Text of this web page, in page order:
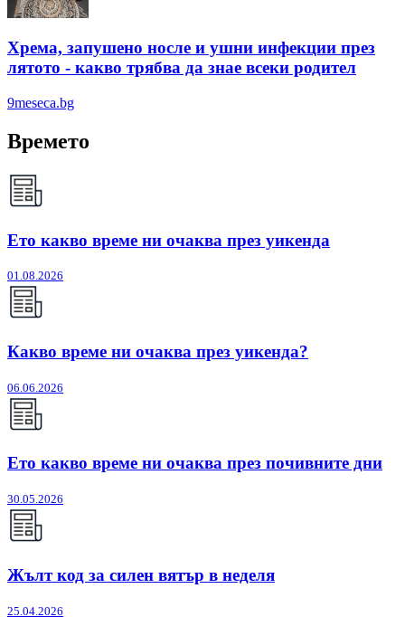
Хрема, запушено носле и ушни инфекции през
лятотo - какво трябва да знае всеки родител
9meseca.bg
Времето
Ето какво време ни очаква през уикенда
01.08.2026
Какво време ни очаква през уикенда?
06.06.2026
Ето какво време ни очаква през почивните дни
30.05.2026
Жълт код за силен вятър в неделя
25.04.2026